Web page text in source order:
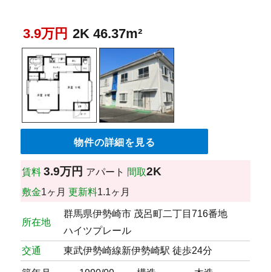
3.9万円 2K 46.37m²
物件の詳細を見る
賃料 3.9万円 アパート 間取2K
敷金1ヶ月 更新料1.1ヶ月
所在地
群馬県伊勢崎市 茂呂町二丁目716番地
ハイツプレール
交通
東武伊勢崎線新伊勢崎駅 徒歩24分